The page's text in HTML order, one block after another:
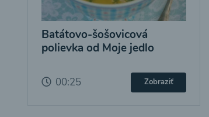
Batátovo-šošovicová
polievka od Moje jedlo
00:25 Zobraziť